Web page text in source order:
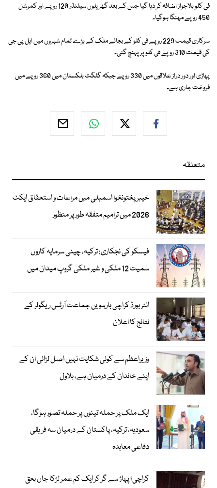
فی کلو بلاجواز اضافہ کر دیا گیا جس کے بعد گھریلوں سیلنڈر 120 روپے اور کمرشل
450 روپے مہنگا ہوگیا۔
سرکاری قیمت 229 روپے فی کلو کے بجائے ملک کے بڑے تمام شہروں میں ایل پی جی
کی قیمت 310 روپے فی کلو پر پہنچ گئی۔
پہاڑی اور دور دراز علاقوں میں 330 روپے جبکہ گلگت بلکستان میں 360 روپے میں
فروخت جاری ہے۔
متعلقہ
خیبرپختونخوا اسمبلی میں مراعات و استحقاق ایکٹ
2026 میں ترامیم متفقہ طور پر منظور
فیسکو کی نجکاری: ترکیہ، چینی سرمایہ کاروں
سمیت 12 ملکی و غیر ملکی گروپ میدان میں
انٹر بورڈ کراچی بارہویں جماعت آرٹس ریگولر کے
نتائج کا اعلان
وزیراعظم سے کوئی شکایت نہیں اصل لڑائی ان کے
اپنے خاندان کے درمیان ہے، بلاول
ایک ملک پر حملہ تینوں پر حملہ تصور ہوگا،
سعودیہ، ترکیہ، پاکستان کے درمیان سہ فریقی
دفاعی معاہدہ
کراچی؛ پہاڑ سے گر کر ایک کم عمر لڑکا جاں بحق